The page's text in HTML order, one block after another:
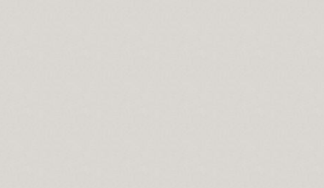
mi?
erkanı
dönenin canı manası.